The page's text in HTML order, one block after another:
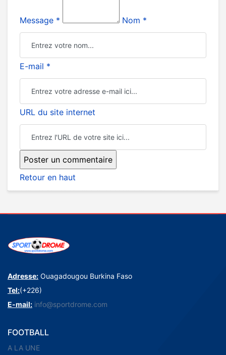
Message * Nom *
E-mail *
URL du site internet
Retour en haut
Adresse: Ouagadougou Burkina Faso
Tel:(+226)
E-mail: info@sportdrome.com
FOOTBALL
A LA UNE